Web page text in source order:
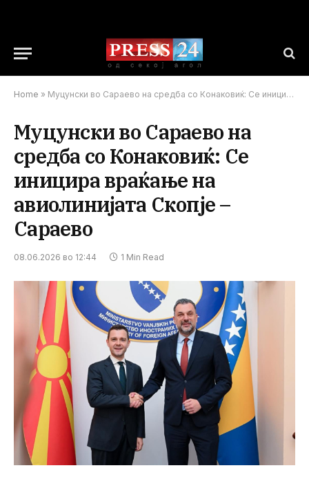
Home » Муцунски во Сараево на средба со Конаковиќ: Се иницира враќање на авиолинијата Скопје – Сараево
Муцунски во Сараево на
средба со Конаковиќ: Се
иницира враќање на
авиолинијата Скопје –
Сараево
08.06.2026 во 12:44 1 Min Read